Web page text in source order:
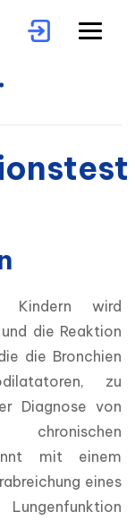
Kindern wird
die Reaktion
die Bronchien
zu
Diagnose von
mit einem
eines